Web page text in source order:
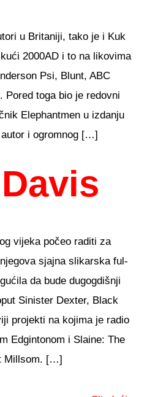
u Britaniji, tako je i Kuk
2000AD i to na likovima
Psi, Blunt, ABC
Pored toga bio je redovni
Elephantmen u izdanju
i ogromnog […]
vijeka počeo raditi za
sjajna slikarska ful-
da bude dugogdišnji
Sinister Dexter, Black
projekti na kojima je radio
Edgintonom i Slaine: The
Millsom. […]